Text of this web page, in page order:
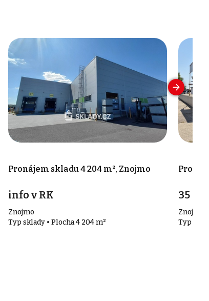
Pronájem skladu 4 204 m², Znojmo
info v RK
Znojmo
Typ sklady • Plocha 4 204 m²
35
Znojmo
Typ